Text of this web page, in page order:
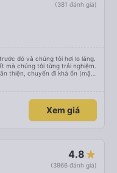
(381 đánh giá)
đó và chúng tôi hơi lo lắng.
mà chúng tôi từng trải nghiệm.
thiện, chuyến đi khá ổn (mặc
Nam ^^), và chỗ ngồi thoải
Xem giá
4.8
(3966 đánh giá)